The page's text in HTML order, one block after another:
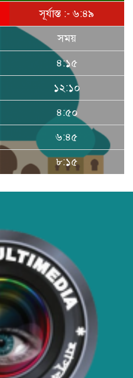
অপ্টোমেট্রি পেশার ইতিহাসে
বাংলাদেশ
কাউন্সিলে অন্তর্ভুক্তি ও
প্রক্রিয়া নিয়ে জাতীয়
মৌলভীবাজার কর্তৃক ৪০০ পিস
প্রেক্ষাপটে একটি বাস্তবসম্মত
টিকা নিরাপত্তা ও স্বাস্থ্য
এখনই দেশীয় ভ্যাকসিন
জাতীয় বিনিয়োগের সময়
নোয়াখালী কর্তৃক
ইয়াবা ও গাঁজা উদ্ধার
সূর্যাস্ত :- ৬:৪৯
সময়
৪:১৫
১২:১০
৪:৫০
৬:৪৫
৮:১৫